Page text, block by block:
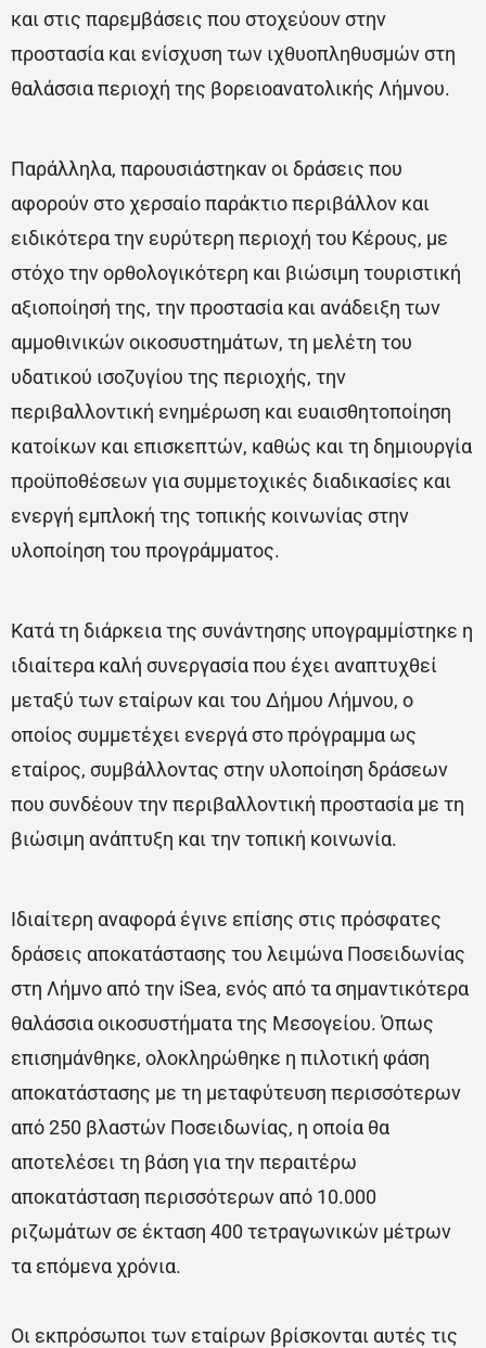
και στις παρεμβάσεις που στοχεύουν στην
προστασία και ενίσχυση των ιχθυοπληθυσμών στη
θαλάσσια περιοχή της βορειοανατολικής Λήμνου.
Παράλληλα, παρουσιάστηκαν οι δράσεις που
αφορούν στο χερσαίο παράκτιο περιβάλλον και
ειδικότερα την ευρύτερη περιοχή του Κέρους, με
στόχο την ορθολογικότερη και βιώσιμη τουριστική
αξιοποίησή της, την προστασία και ανάδειξη των
αμμοθινικών οικοσυστημάτων, τη μελέτη του
υδατικού ισοζυγίου της περιοχής, την
περιβαλλοντική ενημέρωση και ευαισθητοποίηση
κατοίκων και επισκεπτών, καθώς και τη δημιουργία
προϋποθέσεων για συμμετοχικές διαδικασίες και
ενεργή εμπλοκή της τοπικής κοινωνίας στην
υλοποίηση του προγράμματος.
Κατά τη διάρκεια της συνάντησης υπογραμμίστηκε η
ιδιαίτερα καλή συνεργασία που έχει αναπτυχθεί
μεταξύ των εταίρων και του Δήμου Λήμνου, ο
οποίος συμμετέχει ενεργά στο πρόγραμμα ως
εταίρος, συμβάλλοντας στην υλοποίηση δράσεων
που συνδέουν την περιβαλλοντική προστασία με τη
βιώσιμη ανάπτυξη και την τοπική κοινωνία.
Ιδιαίτερη αναφορά έγινε επίσης στις πρόσφατες
δράσεις αποκατάστασης του λειμώνα Ποσειδωνίας
στη Λήμνο από την iSea, ενός από τα σημαντικότερα
θαλάσσια οικοσυστήματα της Μεσογείου. Όπως
επισημάνθηκε, ολοκληρώθηκε η πιλοτική φάση
αποκατάστασης με τη μεταφύτευση περισσότερων
από 250 βλαστών Ποσειδωνίας, η οποία θα
αποτελέσει τη βάση για την περαιτέρω
αποκατάσταση περισσότερων από 10.000
ριζωμάτων σε έκταση 400 τετραγωνικών μέτρων
τα επόμενα χρόνια.
Οι εκπρόσωποι των εταίρων βρίσκονται αυτές τις